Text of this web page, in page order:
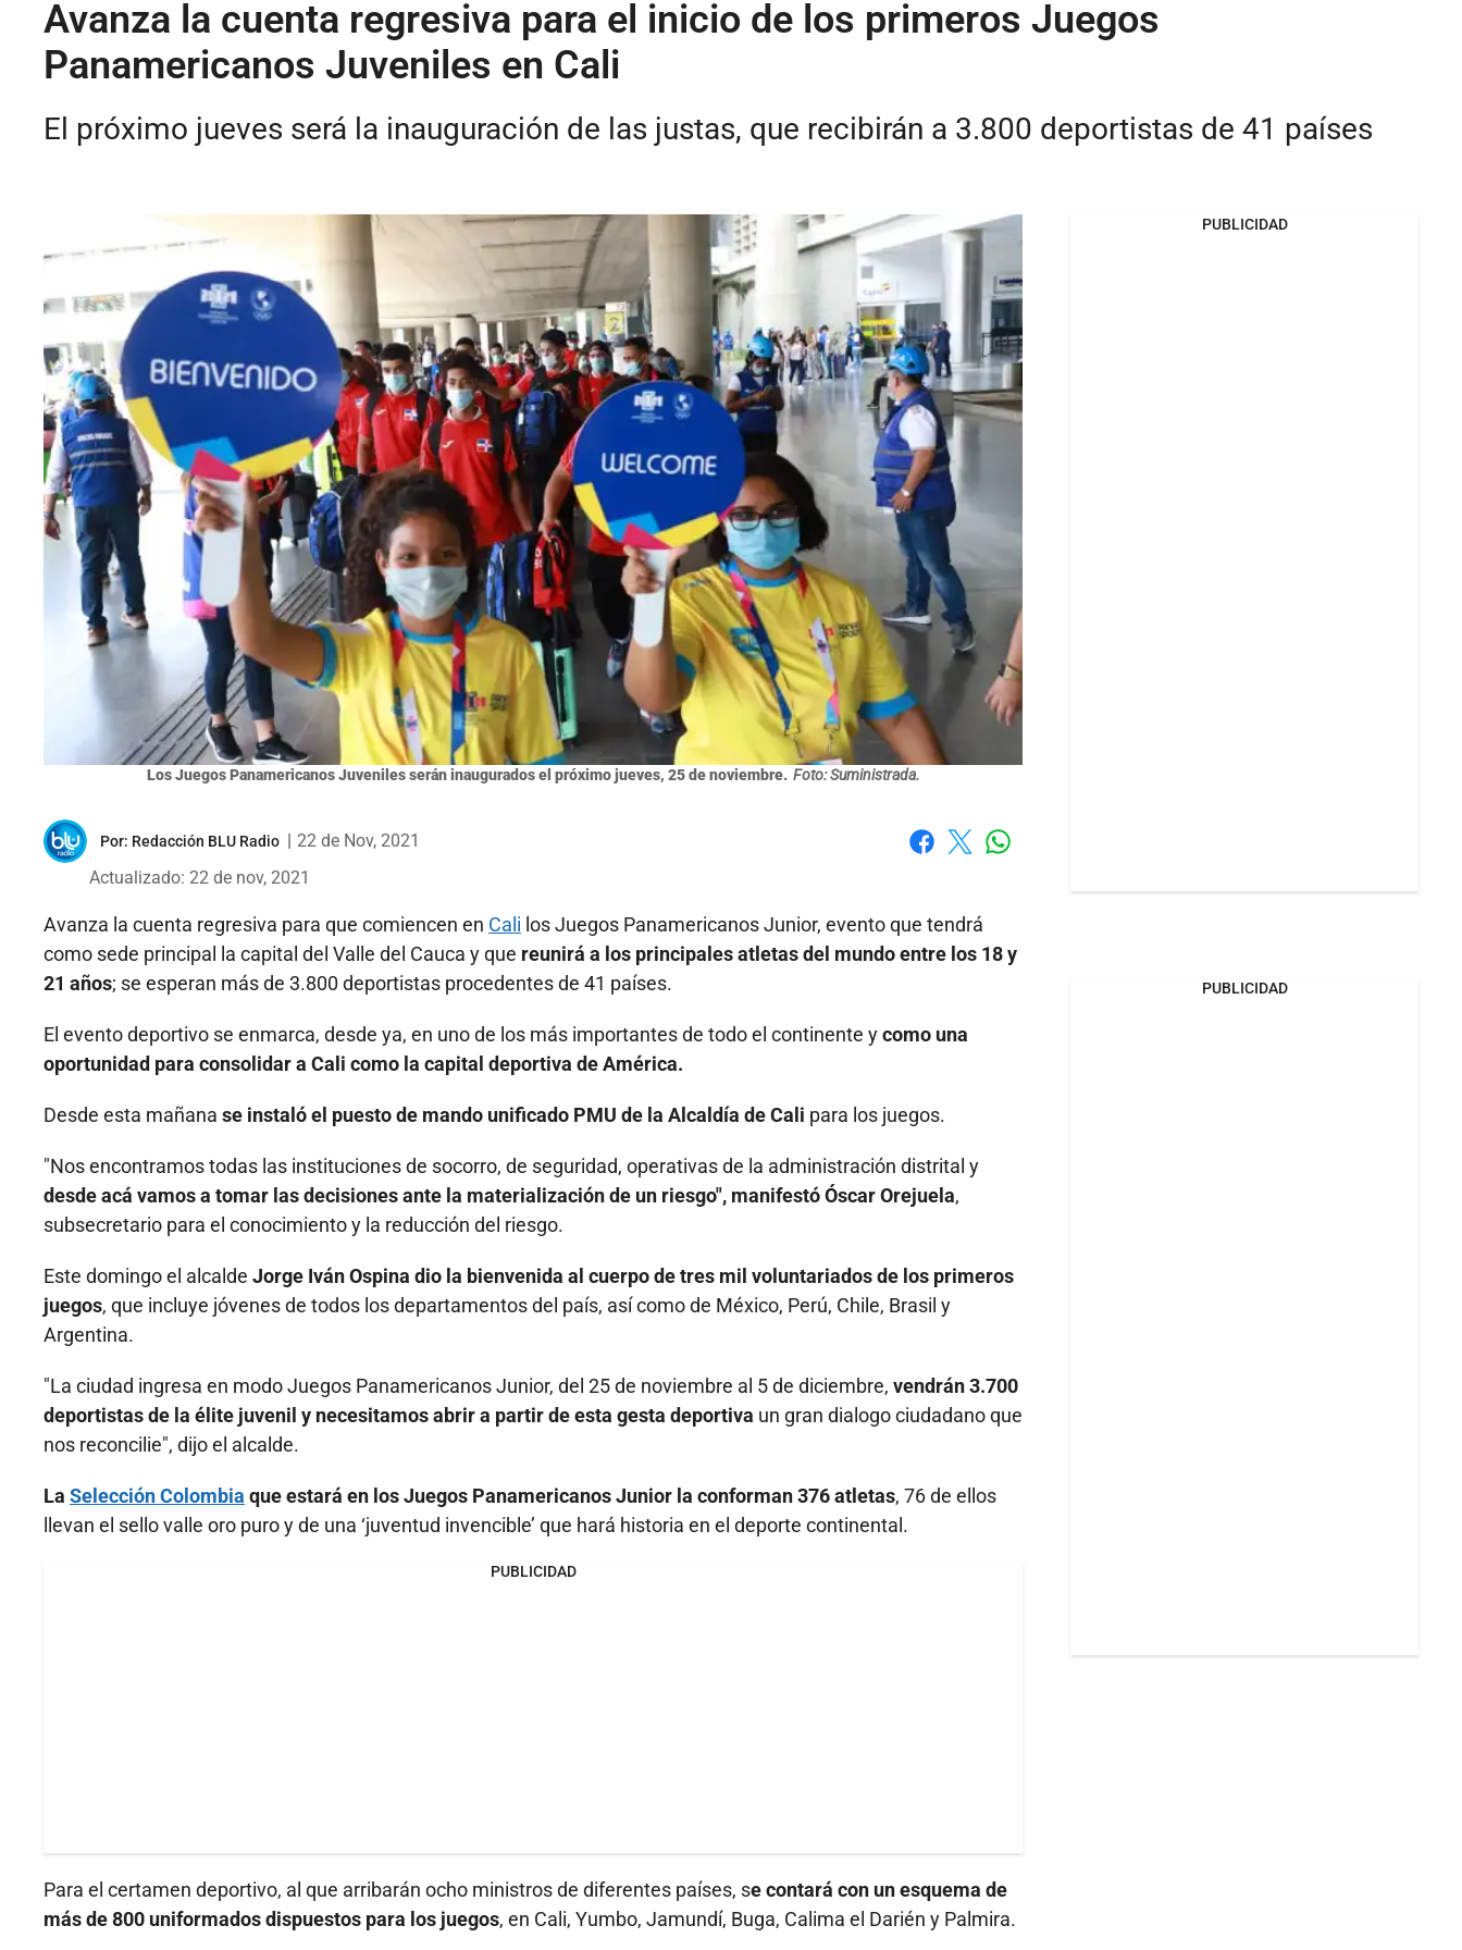
Avanza la cuenta regresiva para el inicio de los primeros Juegos
Panamericanos Juveniles en Cali
El próximo ju­eves será la inaugur­ación de las justas, que recibirán a 3.800 deportistas de 41 países
Los Juegos Panamericanos Juveniles serán inaugurados el próximo jueves, 25 de noviembre. Foto: Suministrada.
Por: Redacción BLU Radio
22 de Nov, 2021
Actualizado: 22 de nov, 2021
Avanza la cuenta regresiva para que comiencen en Cali los Juegos Panamericanos Junior, evento que tendrá
como sede principal la capital del Valle del Cauca y que reunirá a los principales atletas del mundo entre los 18 y
21 años; se esperan más de 3.800 deportistas procedentes de 41 países.
El evento deportivo se enmarca, desde ya, en uno de los más importantes de todo el continente ycomo una
oportunidad para consolidar a Cali como la capital deportiva de América.
Desde esta mañana se instaló el puesto de mando unificado PMU de la Alcaldía de Cali para los juegos.
"Nos encontramos todas las instituciones de socorro, de seguridad, operativas de la administración distrital y
desde acá vamos a tomar las decisiones ante la materialización de un riesgo", manifestó Óscar Orejuela,
subsecretario para el conocimiento y la reducción del riesgo.
Este domingo el alcalde Jorge Iván Ospina dio la bienvenida al cuerpo de tres mil voluntariados de los primeros
juegos, que incluye jóvenes de todos los departamentos del país, así como de México, Perú, Chile, Brasil y
Argentina.
"La ciudad ingresa en modo Juegos Panamericanos Junior, del 25 de noviembre al 5 de diciembre, vendrán 3.700
deportistas de la élite juvenil y necesitamos abrir a partir de esta gesta deportiva un gran dialogo ciudadano que
nos reconcilie", dijo el alcalde.
La Selección Colombia que estará en los Juegos Panamericanos Junior la conforman 376 atletas, 76 de ellos
llevan el sello valle oro puro y de una ‘juventud invencible’ que hará historia en el deporte continental.
PUBLICIDAD
Para el certamen deportivo, al que arribarán ocho ministros de diferentes países, se contará con un esquema de
más de 800 uniformados dispuestos para los juegos, en Cali, Yumbo, Jamundí, Buga, Calima el Darién y Palmira.
PUBLICIDAD
PUBLICIDAD